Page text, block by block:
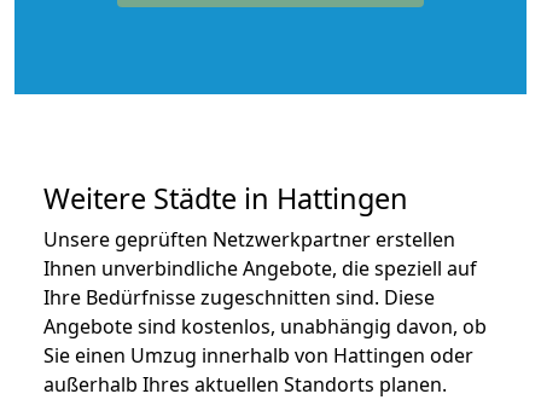
Weitere Städte in Hattingen
Unsere geprüften Netzwerkpartner erstellen
Ihnen unverbindliche Angebote, die speziell auf
Ihre Bedürfnisse zugeschnitten sind. Diese
Angebote sind kostenlos, unabhängig davon, ob
Sie einen Umzug innerhalb von Hattingen oder
außerhalb Ihres aktuellen Standorts planen.